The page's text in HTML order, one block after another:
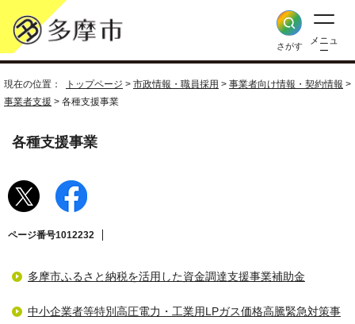
さがす
メニュ
ー
現在の位置： トップページ > 市政情報・職員採用 > 事業者向け情報・契約情報 >
事業者支援 > 各種支援事業
各種支援事業
ページ番号1012232
多摩市ふるさと納税を活用した資金調達支援事業補助金
中小企業者等特別高圧電力・工業用LPガス価格高騰緊急対策事